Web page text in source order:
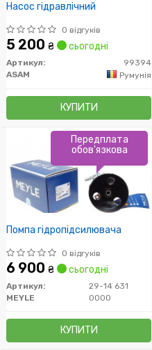
Насос гідравлічний
0 відгуків
5 200 ₴ сьогодні
Артикул:
99394
ASAM
Румунія
КУПИТИ
Помпа гідропідсилювача
0 відгуків
6 900 ₴ сьогодні
Артикул:
29-14 631
0000
MEYLE
КУПИТИ
Передплата
обов'язкова